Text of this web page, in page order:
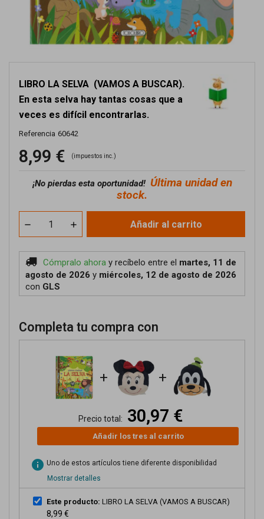
LIBRO LA SELVA (VAMOS A BUSCAR).
En esta selva hay tantas cosas que a
veces es difícil encontrarlas.
Referencia 60642
8,99 € (impuestos inc.)
¡No pierdas esta oportunidad! Última unidad en
stock.
Añadir al carrito
Cómpralo ahora y recíbelo entre el martes, 11 de
agosto de 2026 y miércoles, 12 de agosto de 2026
con GLS
Completa tu compra con
+ +
Precio total: 30,97 €
Añadir los tres al carrito
info Uno de estos artículos tiene diferente disponibilidad
Mostrar detalles
Este producto: LIBRO LA SELVA (VAMOS A BUSCAR)
8,99 €